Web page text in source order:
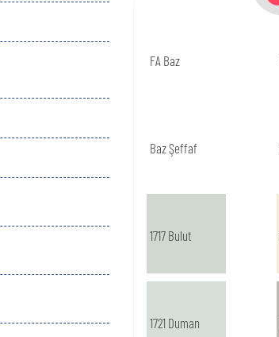
FA Baz
Baz Şeffaf
1717 Bulut
1721 Duman